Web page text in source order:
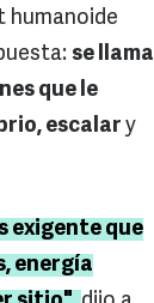
humanoide
se llama
que le
escalar y
exigente que
energía